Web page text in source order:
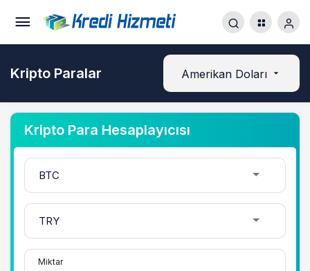
Kripto Paralar Amerikan Doları
Kripto Para Hesaplayıcısı
Miktar